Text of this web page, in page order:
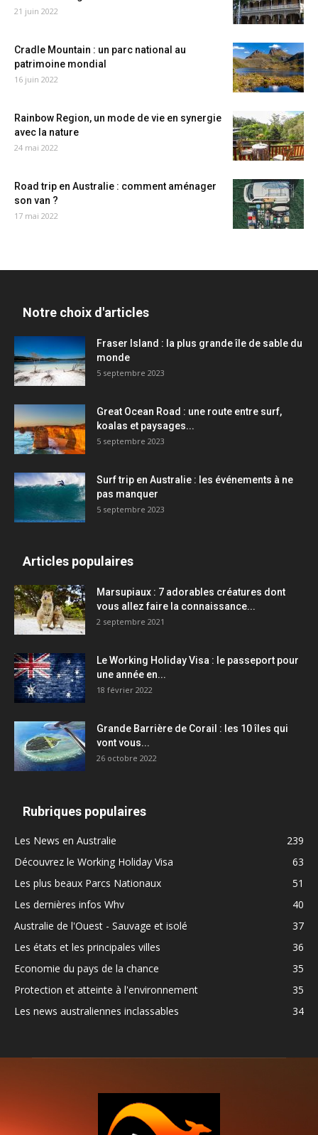
21 juin 2022
Cradle Mountain : un parc national au
patrimoine mondial
16 juin 2022
Rainbow Region, un mode de vie en synergie
avec la nature
24 mai 2022
Road trip en Australie : comment aménager
son van ?
17 mai 2022
Notre choix d'articles
Fraser Island : la plus grande île de sable du
monde
5 septembre 2023
Great Ocean Road : une route entre surf,
koalas et paysages...
5 septembre 2023
Surf trip en Australie : les événements à ne
pas manquer
5 septembre 2023
Articles populaires
Marsupiaux : 7 adorables créatures dont
vous allez faire la connaissance...
2 septembre 2021
Le Working Holiday Visa : le passeport pour
une année en...
18 février 2022
Grande Barrière de Corail : les 10 îles qui
vont vous...
26 octobre 2022
Rubriques populaires
Les News en Australie
239
Découvrez le Working Holiday Visa
63
Les plus beaux Parcs Nationaux
51
Les dernières infos Whv
40
Australie de l'Ouest - Sauvage et isolé
37
Les états et les principales villes
36
Economie du pays de la chance
35
Protection et atteinte à l'environnement
35
Les news australiennes inclassables
34